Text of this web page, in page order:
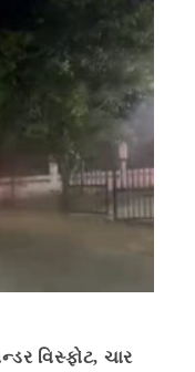
વિસ્ફોટ, ચાર